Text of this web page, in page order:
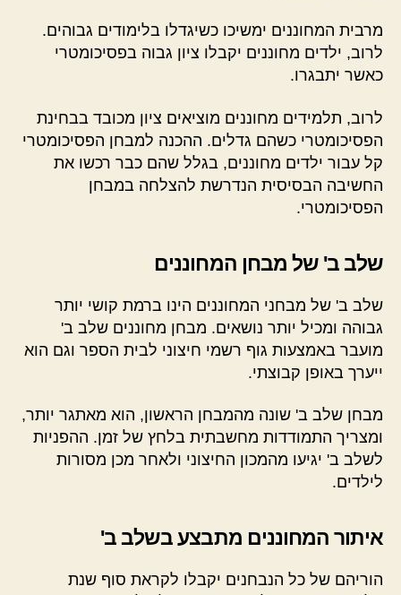
מרבית המחוננים ימשיכו כשיגדלו בלימודים גבוהים.
לרוב, ילדים מחוננים יקבלו ציון גבוה בפסיכומטרי
כאשר יתבגרו.
לרוב, תלמידים מחוננים מוציאים ציון מכובד בבחינת
הפסיכומטרי כשהם גדלים. ההכנה למבחן הפסיכומטרי
קל עבור ילדים מחוננים, בגלל שהם כבר רכשו את
החשיבה הבסיסית הנדרשת להצלחה במבחן
הפסיכומטרי.
שלב ב' של מבחן המחוננים
שלב ב' של מבחני המחוננים הינו ברמת קושי יותר
גבוהה ומכיל יותר נושאים. מבחן מחוננים שלב ב'
מועבר באמצעות גוף רשמי חיצוני לבית הספר וגם הוא
ייערך באופן קבוצתי.
מבחן שלב ב' שונה מהמבחן הראשון, הוא מאתגר יותר,
ומצריך התמודדות מחשבתית בלחץ של זמן. ההפניות
לשלב ב' יגיעו מהמכון החיצוני ולאחר מכן מסורות
לילדים.
איתור המחוננים מתבצע בשלב ב'
הוריהם של כל הנבחנים יקבלו לקראת סוף שנת